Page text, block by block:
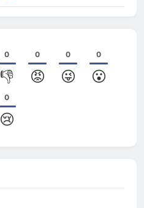
0
👎
0
😡
0
😜
0
😮
0
😢